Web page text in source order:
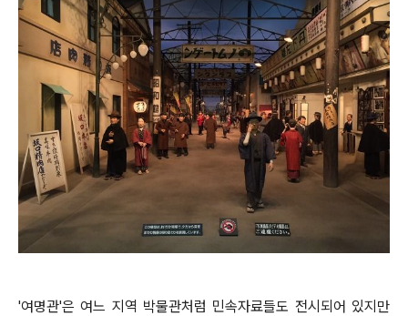
'여명관'은 여느 지역 박물관처럼 민속자료들도 전시되어 있지만